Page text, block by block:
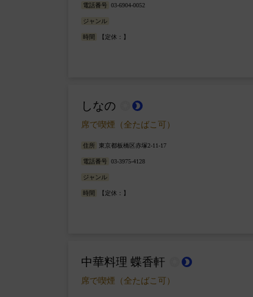
電話番号 03-6904-0052
ジャンル
時間 【定休：】
しなの brightness_2
席で喫煙（全たばこ可）
住所 東京都板橋区赤塚2-11-17
電話番号 03-3975-4128
ジャンル
時間 【定休：】
中華料理 蝶香軒 brightness_2
席で喫煙（全たばこ可）